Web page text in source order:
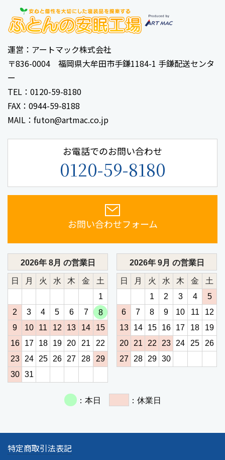
運営：アートマック株式会社
〒836-0004 福岡県大牟田市手鎌1184-1 手鎌配送センタ
ー
TEL：0120-59-8180
FAX：0944-59-8188
MAIL：futon@artmac.co.jp
お電話でのお問い合わせ
0120-59-8180
お問い合わせフォーム
特定商取引法表記